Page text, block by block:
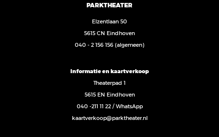
PARKTHEATER
Elzentlaan 50
5615 CN Eindhoven
040 - 2 156 156 (algemeen)
Informatie en kaartverkoop
Theaterpad 1
5615 EN Eindhoven
040 -211 11 22/WhatsApp
kaartverkoop@parktheater.nl